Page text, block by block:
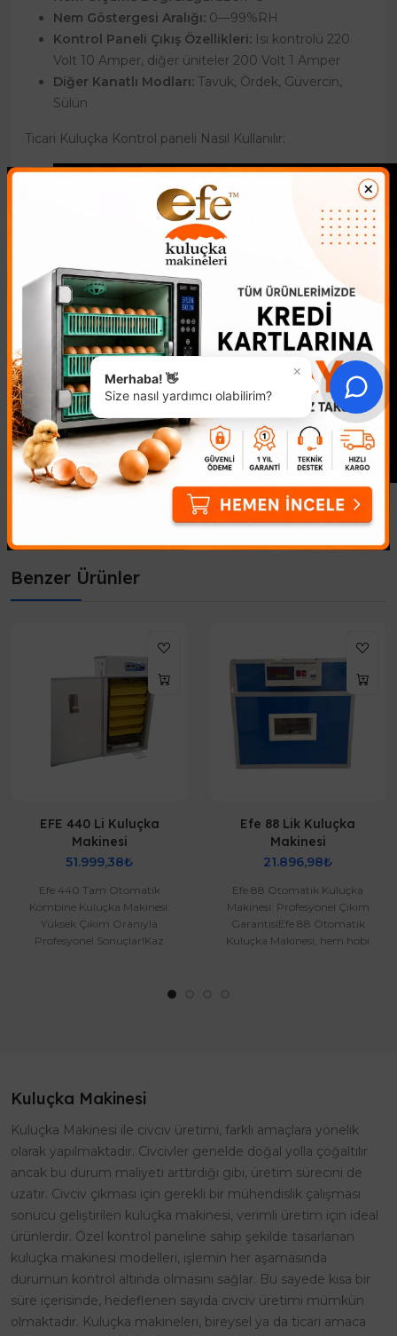
Nem Göstergesi Aralığı: 0—99%RH
Kontrol Paneli Çıkış Özellikleri: Isı kontrolü 220
Volt 10 Amper, diğer üniteler 200 Volt 1 Amper
Diğer Kanatlı Modları: Tavuk, Ördek, Güvercin,
Sülün
Ticari Kuluçka Kontrol paneli Nasıl Kullanılır:
Benzer Ürünler
EFE 440 Li Kuluçka
Makinesi
51.999,38₺
Efe 440 Tam Otomatik
Kombine Kuluçka Makinesi:
Yüksek Çıkım Oranıyla
Profesyonel Sonuçlar!Kaz
Efe 88 Lik Kuluçka
Makinesi
21.896,98₺
Efe 88 Otomatik Kuluçka
Makinesi: Profesyonel Çıkım
GarantisiEfe 88 Otomatik
Kuluçka Makinesi, hem hobi
Kuluçka Makinesi
Kuluçka Makinesi ile civciv üretimi, farklı amaçlara yönelik
olarak yapılmaktadır. Civcivler genelde doğal yolla çoğaltılır
ancak bu durum maliyeti arttırdığı gibi, üretim sürecini de
uzatır. Civciv çıkması için gerekli bir mühendislik çalışması
sonucu geliştirilen kuluçka makinesi, verimli üretim için ideal
ürünlerdir. Özel kontrol paneline sahip şekilde tasarlanan
kuluçka makinesi modelleri, işlemin her aşamasında
durumun kontrol altında olmasını sağlar. Bu sayede kısa bir
süre içerisinde, hedeflenen sayıda civciv üretimi mümkün
olmaktadır. Kuluçka makineleri, bireysel ya da ticari amaca
×
Merhaba! 👋
Size nasıl yardımcı olabilirim?